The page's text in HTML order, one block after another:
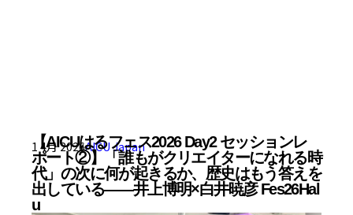
【AICUはるフェス2026 Day2 セッションレ
ポート②】「誰もがクリエイターになれる時
代」の次に何が起きるか、歴史はもう答えを
出している——井上博明×白井暁彦 Fes26Hal
u
1 4月 2026AICU Japan